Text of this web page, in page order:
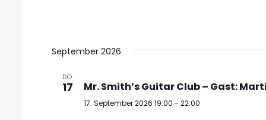
September 2026
DO.
17 Mr. Smith’s Guitar Club – Gast:
17. September 2026 19:00 - 22:00